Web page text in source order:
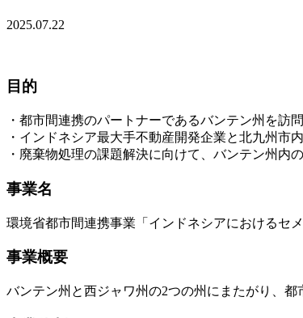
2025.07.22
目的
・都市間連携のパートナーであるバンテン州を
・インドネシア最大手不動産開発企業と北九州市
・廃棄物処理の課題解決に向けて、バンテン州内
事業名
環境省都市間連携事業「インドネシアにおけるセ
事業概要
バンテン州と西ジャワ州の2つの州にまたがり、